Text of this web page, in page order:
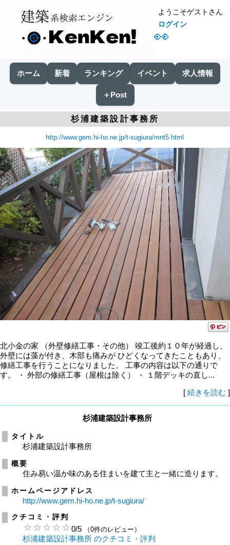
👀
ようこそゲストさん
ログイン
ホーム 新着 ランキング イベント 求人情報
＋Post
杉浦建築設計事務所
http://www.gem.hi-ho.ne.jp/t-sugiura/mnt5.html
北小金の家 （外壁修繕工事・その他） 竣工後約１０年が経過し、
外壁には藻が付き、木部も痛みが ひどくなってきたこともあり、
修繕工事を行うことになりました。 工事の内容は以下の通りで
す。 ・ 外部の修繕工事（屋根は除く） ・ １階デッキの直し...
[ 続きを読む ]
杉浦建築設計事務所
タイトル
杉浦建築設計事務所
概要
住み易い温か味のある住まいを建て主と一緒に造ります。
ホームページアドレス
http://www.gem.hi-ho.ne.jp/t-sugiura/
クチコミ・評判
0/5 （0件のレビュー）
杉浦建築設計事務所 のクチコミ・評判